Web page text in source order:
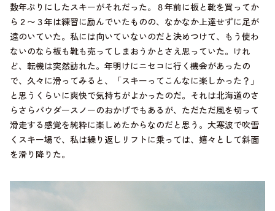
数年ぶりにしたスキーがそれだった。８年前に板と靴を買ってか
ら２〜３年は練習に励んでいたものの、なかなか上達せずに足が
遠のいていた。私には向いていないのだと決めつけて、もう使わ
ないのなら板も靴も売ってしまおうかとさえ思っていた。けれ
ど、転機は突然訪れた。年明けにニセコに行く機会があったの
で、久々に滑ってみると、「スキーってこんなに楽しかった？」
と思うくらいに爽快で気持ちがよかったのだ。それは北海道のさ
らさらパウダースノーのおかげでもあるが、ただただ風を切って
滑走する感覚を純粋に楽しめたからなのだと思う。大寒波で吹雪
くスキー場で、私は繰り返しリフトに乗っては、嬉々として斜面
を滑り降りた。